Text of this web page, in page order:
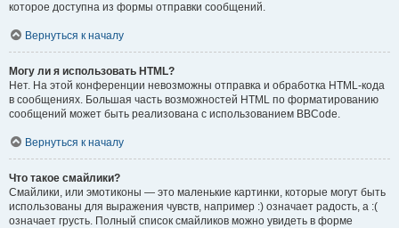
которое доступна из формы отправки сообщений.
Вернуться к началу
Могу ли я использовать HTML?
Нет. На этой конференции невозможны отправка и обработка HTML-кода
в сообщениях. Большая часть возможностей HTML по форматированию
сообщений может быть реализована с использованием BBCode.
Вернуться к началу
Что такое смайлики?
Смайлики, или эмотиконы — это маленькие картинки, которые могут быть
использованы для выражения чувств, например :) означает радость, а :(
означает грусть. Полный список смайликов можно увидеть в форме